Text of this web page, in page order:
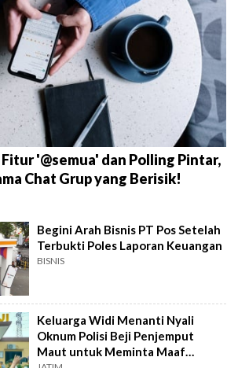
'@semua' dan Polling Pintar,
Chat Grup yang Berisik!
Begini Arah Bisnis PT Pos Setelah
Terbukti Poles Laporan Keuangan
BISNIS
Keluarga Widi Menanti Nyali
Oknum Polisi Beji Penjemput
Maut untuk Meminta Maaf